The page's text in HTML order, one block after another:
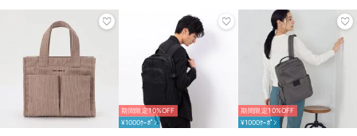
期間限定10%OFF
¥1000ｸｰﾎﾟﾝ
期間限定10%OFF
¥1000ｸｰﾎﾟﾝ